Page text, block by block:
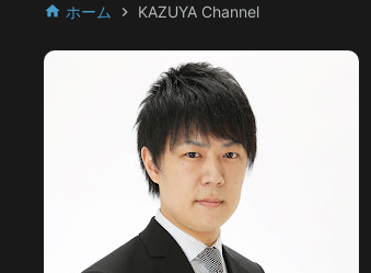
home ホーム chevron_right KAZUYA Channel